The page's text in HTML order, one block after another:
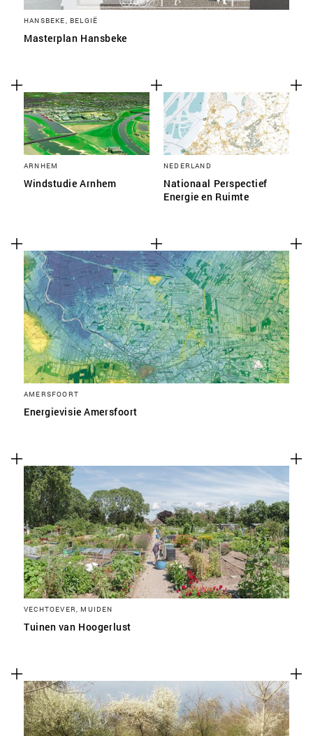
HANSBEKE, BELGIË
Masterplan Hansbeke
ARNHEM
Windstudie Arnhem
NEDERLAND
Nationaal Perspectief
Energie en Ruimte
AMERSFOORT
Energievisie Amersfoort
VECHTOEVER, MUIDEN
Tuinen van Hoogerlust